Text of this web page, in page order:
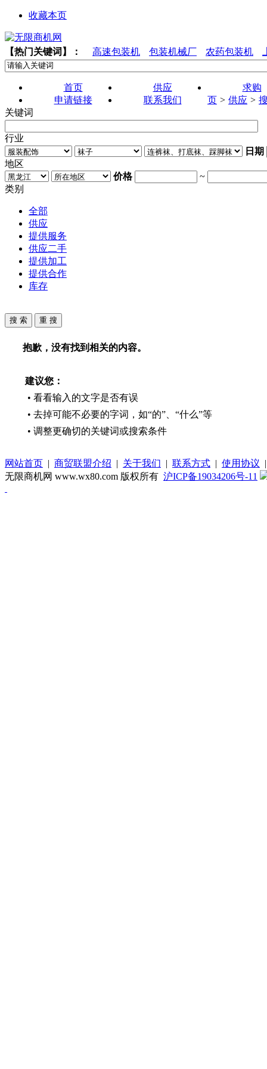
收藏本页
【热门关键词】： 高速包装机 包装机械厂 农药包装机
首页 供应
求购
申请链接
联系我们 页 > 供应 >
关键词
行业
日期
地区
价格
~
类别
全部
供应
提供服务
供应二手
提供加工
提供合作
库存
抱歉，没有找到相关的内容。
建议您：
• 看看输入的文字是否有误
• 去掉可能不必要的字词，如“的”、“什么”等
• 调整更确切的关键词或搜索条件
网站首页 | 商贸联盟介绍 | 关于我们 | 联系方式 | 使用协议
无限商机网 www.wx80.com 版权所有 沪ICP备19034206号-11